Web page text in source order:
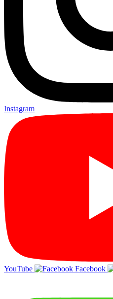
Instagram
YouTube Facebook